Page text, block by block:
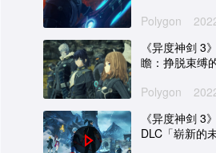
Polygon
《异度神剑 3
瞻：挣脱束缚
Polygon
《异度神剑 3
DLC「崭新的